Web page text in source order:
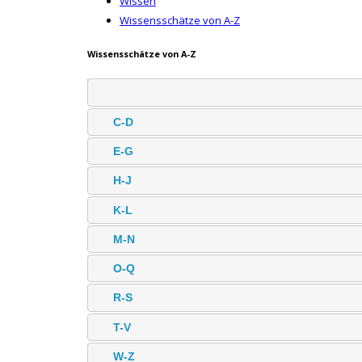
Wissensschätze von A-Z
Wissensschätze von A-Z
C-D
E-G
H-J
K-L
M-N
O-Q
R-S
T-V
W-Z